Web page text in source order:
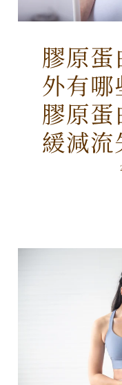
膠原
外有
膠原蛋
緩減